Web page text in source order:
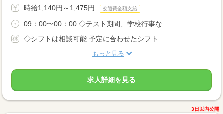
時給1,140円～1,475円 交通費全額支給
09：00〜00：00 ◇テスト期間、学校行事な...
◇シフトは相談可能 予定に合わせたシフト...
もっと見る
求人詳細を見る
3日以内公開